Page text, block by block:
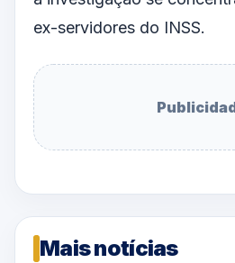
ex-servidores do INSS.
Mais notícias